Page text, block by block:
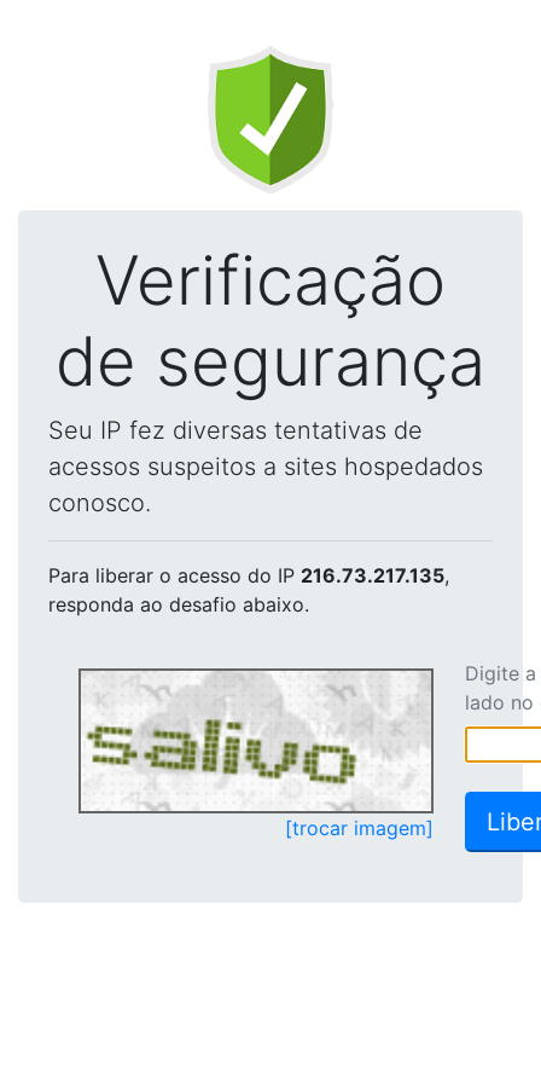
Verificação
de segurança
Seu IP fez diversas tentativas de
acessos suspeitos a sites hospedados
conosco.
Para liberar o acesso do IP 216.73.217.135,
responda ao desafio abaixo.
[trocar imagem]
Digite
lado no